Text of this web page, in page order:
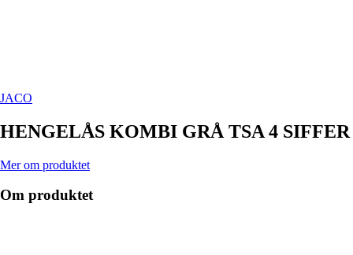
JACO
HENGELÅS KOMBI GRÅ TSA 4 SIFFER
Mer om produktet
Om produktet